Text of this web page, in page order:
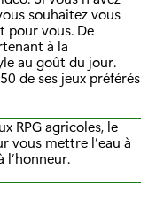
souhaitez vous
pour vous. De
à la
au goût du jour.
de ses jeux préférés
RPG agricoles, le
vous mettre l’eau à
l’honneur.